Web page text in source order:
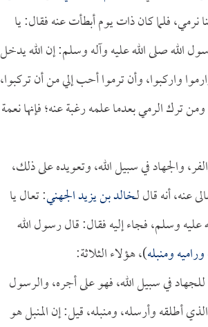
نرمي، فلما كان ذات يوم أبطأت عنه فقال: يا
الله صلى الله عليه وآله وسلم: إن الله يدخل
واركبوا، وأن ترموا أحب إلي من أن تركبوا،
ترك الرمي بعدما علمه رغبة عنه؛ فإنها نعمة
والجهاد في سبيل الله، وتعويده على ذلك،
عنه، أنه قال لـخالد بن يزيد الجهني: تعال يا
عليه وسلم، فجاء إليه فقال: قال رسول الله
ومنبله)، هؤلاء الثلاثة:
في سبيل الله، فهو على أجره، والرسول
أطلقه وأرسله، ومنبله، قيل: إن المنبل هو